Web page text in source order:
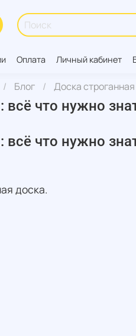
Оплата Личный кабинет
Блог Доска
что нужно
что нужно
доска.